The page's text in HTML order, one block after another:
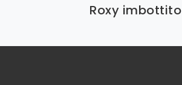
Roxy imbottito